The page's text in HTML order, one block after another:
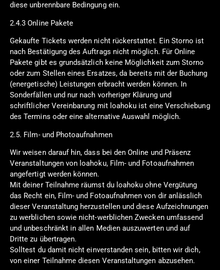
diese unbrennbare Bedingung ein.
2.4.3 Online Pakete
Gekaufte Tickets werden nicht rückerstattet. Ein Storno ist
nach Bestätigung des Auftrags nicht möglich. Für Online
Pakete gibt es grundsätzlich keine Möglichkeit zum Storno
oder zum Stellen eines Ersatzes, da bereits mit der Buchung
(energetische) Leistungen erbracht werden können. In
Sonderfällen und nur nach vorheriger Klärung und
schriftlicher Vereinbarung mit loahoku ist eine Verschiebung
des Termins oder eine alternative Auswahl möglich.
2.5. Film- und Photoaufnahmen
Wir weisen darauf hin, dass bei den Online und Präsenz
Veranstaltungen von loahoku, Film- und Fotoaufnahmen
angefertigt werden können.
Mit deiner Teilnahme räumst du loahoku ohne Vergütung
das Recht ein, Film- und Fotoaufnahmen von dir anlässlich
dieser Veranstaltung herzustellen und diese Aufzeichnungen
zu werblichen sowie nicht-werblichen Zwecken umfassend
und unbeschränkt in allen Medien auszuwerten und auf
Dritte zu übertragen.
Solltest du damit nicht einverstanden sein, bitten wir dich,
von einer Teilnahme diesen Veranstaltungen abzusehen.